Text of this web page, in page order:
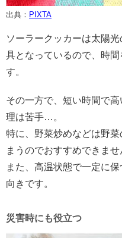
出典： PIXTA
ソーラークッカーは太陽
具となっているので、時
す。
その一方で、短い時間で
理は苦手…。
特に、野菜炒めなどは野
まうのでおすすめできませ
また、高温状態で一定に
向きです。
災害時にも役立つ